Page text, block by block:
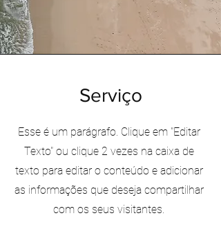
Serviço
Esse é um parágrafo. Clique em "Editar
Texto" ou clique 2 vezes na caixa de
texto para editar o conteúdo e adicionar
as informações que deseja compartilhar
com os seus visitantes.